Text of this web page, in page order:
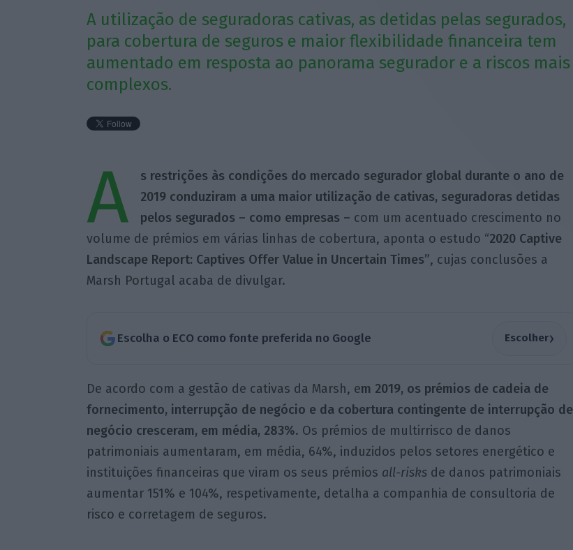
A utilização de seguradoras cativas, as detidas pelas segurados,
para cobertura de seguros e maior flexibilidade financeira tem
aumentado em resposta ao panorama segurador e a riscos mais
complexos.
A
s restrições às condições do mercado segurador global durante o ano de
2019 conduziram a uma maior utilização de cativas, seguradoras detidas
pelos segurados – como empresas – com um acentuado crescimento no
volume de prémios em várias linhas de cobertura, aponta o estudo “2020 Captive
Landscape Report: Captives Offer Value in Uncertain Times”, cujas conclusões a
Marsh Portugal acaba de divulgar.
Escolha o ECO como fonte preferida no Google Escolher›
De acordo com a gestão de cativas da Marsh, em 2019, os prémios de cadeia de
fornecimento, interrupção de negócio e da cobertura contingente de interrupção de
negócio cresceram, em média, 283%. Os prémios de multirrisco de danos
patrimoniais aumentaram, em média, 64%, induzidos pelos setores energético e
instituições financeiras que viram os seus prémios all-risksde danos patrimoniais
aumentar 151% e 104%, respetivamente, detalha a companhia de consultoria de
risco e corretagem de seguros.